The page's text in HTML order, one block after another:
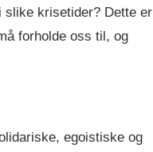
slike krisetider? Dette er
forholde oss til, og
egoistiske og